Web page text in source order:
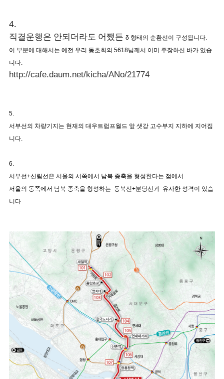
4.
직결운행은 안되더라도 어쨌든 δ 형태의 순환선이 구성됩니다.
이 부분에 대해서는 예전 우리 동호회의 5618님께서 이미 주장하신 바가 있습
니다.
http://cafe.daum.net/kicha/ANo/21774
5.
서부선의 차량기지는 현재의 대우트럼프월드 앞 샛강 고수부지 지하에 지어집
니다.
6.
서부선+신림선은 서울의 서쪽에서 남북 종축을 형성한다는 점에서
서울의 동쪽에서 남북 종축을 형성하는 동북선+분당선과 유사한 성격이 있습
니다